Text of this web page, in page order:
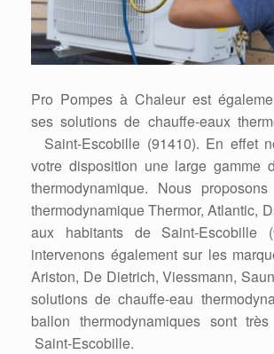
Pro Pompes à Chaleur est
ses solutions de chauffe-eaux
Saint-Escobille (91410). En effet
votre disposition une large gamme
thermodynamique. Nous
thermodynamique Thermor, Atlantic,
aux habitants de Saint-Escobille
intervenons également sur les
Ariston, De Dietrich, Viessmann,
solutions de chauffe-eau
ballon thermodynamiques sont
Saint-Escobille.